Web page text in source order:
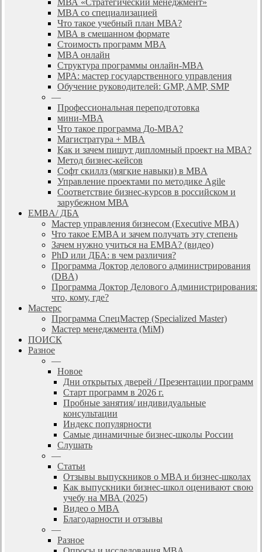
MBA со специализацией
Что такое учебный план МВА?
МВА в смешанном формате
Стоимость программ MBA
MBA онлайн
Cтруктура программы онлайн-MBA
MPA: мастер государственного управления
Обучение руководителей: GMP, AMP, SMP
—
Профессиональная переподготовка
мини-MBA
Что такое программа До-MBA?
Магистратура + MBA
Как и зачем пишут дипломный проект на МВА?
Метод бизнес-кейсов
Софт скиллз (мягкие навыки) в MBA
Управление проектами по методике Agile
Соответствие бизнес-курсов в российском и
зарубежном МВА
EMBA/ ДБA
Мастер управления бизнесом (Executive MBA)
Что такое EMBA и зачем получать эту степень
Зачем нужно учиться на EMBA? (видео)
PhD или ДБА: в чем различия?
Программа Доктор делового администрирования
(DBА)
Программа Доктор Делового Администрирования:
что, кому, где?
Мастерс
Программа СпецМастер (Specialized Master)
Мастер менеджмента (MiM)
ПОИСК
Разное
—
Новое
Дни открытых дверей / Презентации программ
Старт программ в 2026 г.
Пробные занятия/ индивидуальные
консультации
Индекс популярности
Самые динамичные бизнес-школы России
Слушать
—
Статьи
Отзывы выпускников о MBA и бизнес-школах
Как выпускники бизнес-школ оценивают свою
учебу на МВА (2025)
Видео о MBA
Благодарности и отзывы
—
Разное